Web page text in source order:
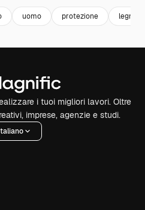
uomo protezione legno
i tuoi migliori lavori. Oltre
imprese, agenzie e studi.